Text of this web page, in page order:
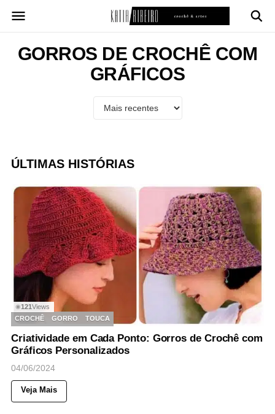
para
conteúdoGORROS DE CROCHÊ COM
GRÁFICOS
ÚLTIMAS HISTÓRIAS
◉121Views
CROCHÊ
GORRO TOUCA
Criatividade em Cada Ponto: Gorros de Crochê com
Gráficos Personalizados
04/06/2024
Veja Mais